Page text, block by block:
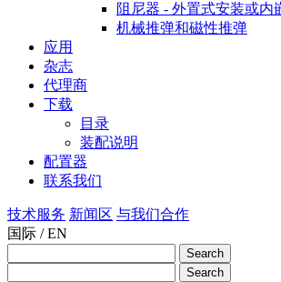
阻尼器 - 外置式安装或内
机械推弹和磁性推弹
应用
杂志
代理商
下载
目录
装配说明
配置器
联系我们
技术服务 新闻区 与我们合作
国际 / EN